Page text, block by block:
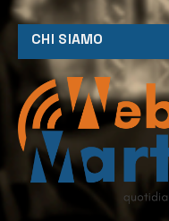
CHI SIAMO